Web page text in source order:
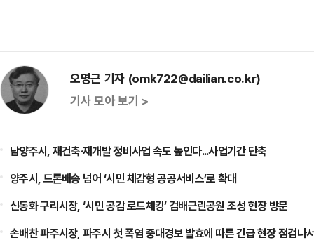
오명근 기자 (omk722@dailian.co.kr)
기사 모아 보기 >
남양주시, 재건축·재개발 정비사업 속도 높인다...사업기간 단축
양주시, 드론배송 넘어 ‘시민 체감형 공공서비스’로 확대
신동화 구리시장, ‘시민 공감 로드체킹’ 검배근린공원 조성 현장 방문
손배찬 파주시장, 파주시 첫 폭염 중대경보 발효에 따른 긴급 현장 점검나